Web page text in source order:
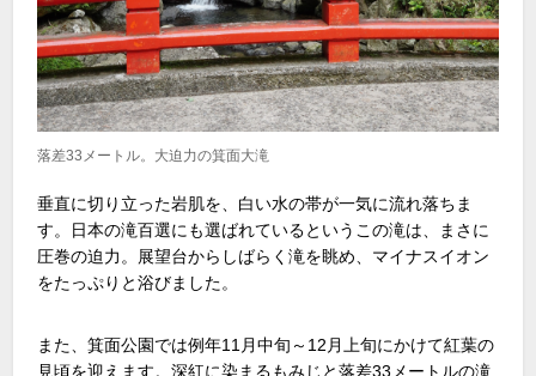
落差33メートル。大迫力の箕面大滝
垂直に切り立った岩肌を、白い水の帯が一気に流れ落ちま
す。日本の滝百選にも選ばれているというこの滝は、まさに
圧巻の迫力。展望台からしばらく滝を眺め、マイナスイオン
をたっぷりと浴びました。
また、箕面公園では例年11 月中旬～ 12 月上旬にかけて紅葉の
見頃を迎えます。深紅に染まるもみじと落差33 メートルの滝